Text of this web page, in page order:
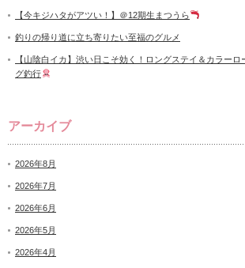
【今キジハタがアツい！】＠12期生まつうら
釣りの帰り道に立ち寄りたい至福のグルメ
【山陰白イカ】渋い日こそ効く！ロングステイ＆カラーロ
グ釣行
アーカイブ
2026年8月
2026年7月
2026年6月
2026年5月
2026年4月